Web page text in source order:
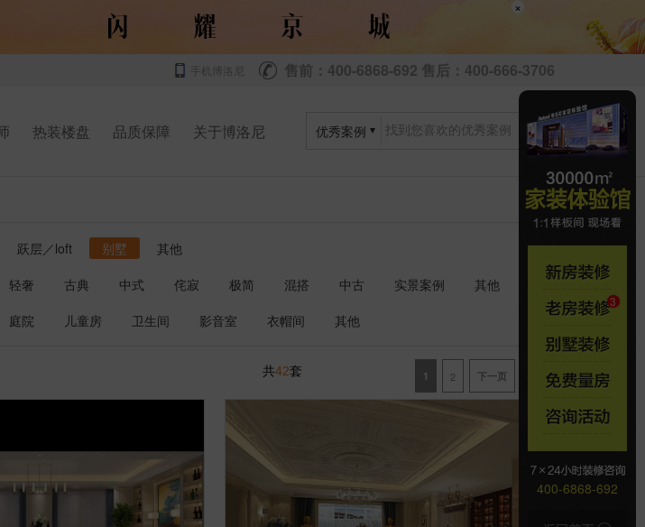
×
手机博洛尼 售前：400-6868-692 售后：400-666-3706
热装楼盘 品质保障 关于博洛尼 优秀案例
跃层／loft 别墅
其他
轻奢 古典 中式 侘寂 极简 混搭 中古 实景案例
其他
庭院 儿童房 卫生间 影音室 衣帽间 其他
共42套 1 2 下一页 尾页
400-6868-692